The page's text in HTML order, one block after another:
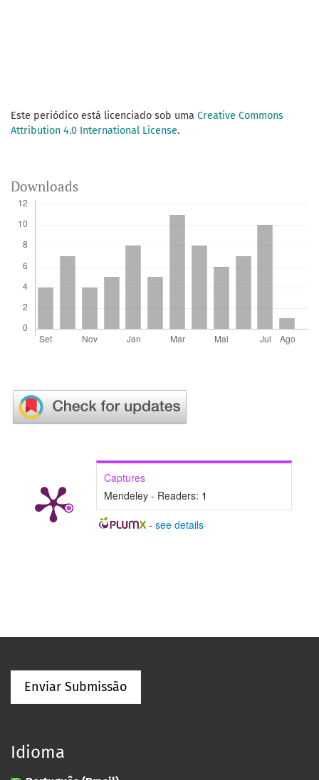
Este periódico está licenciado sob uma Creative Commons
Attribution 4.0 International License.
Downloads
Captures
Mendeley - Readers: 1
- see details
Enviar Submissão
Idioma